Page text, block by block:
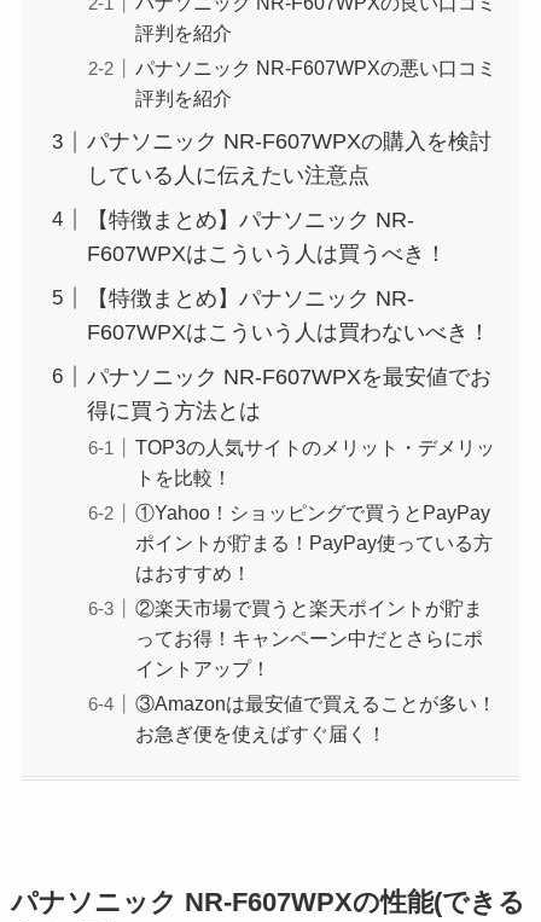
評判を紹介
パナソニック NR-F607WPXの悪い口コミ
評判を紹介
パナソニック NR-F607WPXの購入を検討
している人に伝えたい注意点
【特徴まとめ】パナソニック NR-
F607WPXはこういう人は買うべき！
【特徴まとめ】パナソニック NR-
F607WPXはこういう人は買わないべき！
パナソニック NR-F607WPXを最安値でお
得に買う方法とは
TOP3の人気サイトのメリット・デメリッ
トを比較！
①Yahoo！ショッピングで買うとPayPay
ポイントが貯まる！PayPay使っている方
はおすすめ！
②楽天市場で買うと楽天ポイントが貯ま
ってお得！キャンペーン中だとさらにポ
イントアップ！
③Amazonは最安値で買えることが多い！
お急ぎ便を使えばすぐ届く！
パナソニック NR-F607WPXの性能(できる